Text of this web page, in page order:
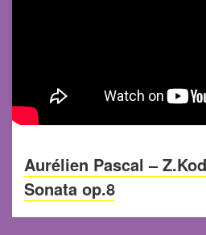
Aurélien Pascal –
Sonata op.8